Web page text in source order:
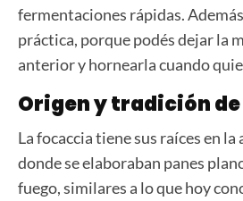
fermentaciones rápidas.
práctica, porque podés dejar la
anterior y hornearla cuando
Origen y tradición
La focaccia tiene sus raíces en la
donde se elaboraban panes
fuego, similares a lo que hoy